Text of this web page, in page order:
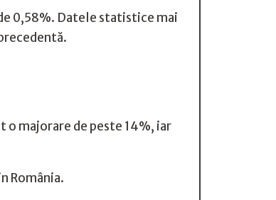
0,58%. Datele statistice mai
o majorare de peste 14%, iar
România.